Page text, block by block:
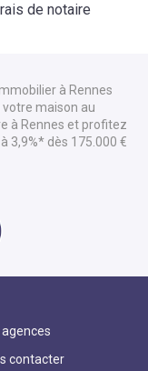
de notaire
à Rennes
maison au
à Rennes et profitez
3,9%* dès 175.000 €
agences
contacter